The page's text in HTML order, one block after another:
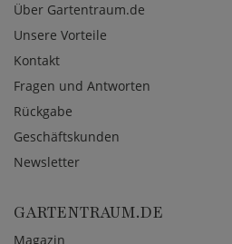
Über Gartentraum.de
Unsere Vorteile
Kontakt
Fragen und Antworten
Rückgabe
Geschäftskunden
Newsletter
GARTENTRAUM.DE
Magazin